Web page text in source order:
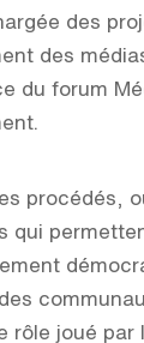
des
des
du forum
procédés,
qui
rôle joué par